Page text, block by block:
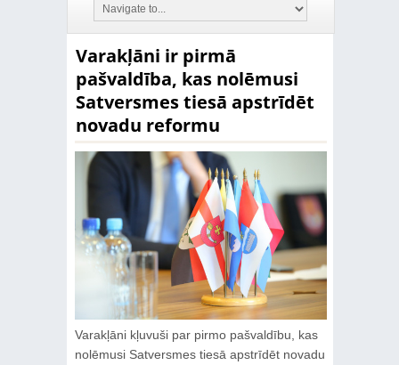
Varakļāni ir pirmā
pašvaldība, kas nolēmusi
Satversmes tiesā apstrīdēt
novadu reformu
Varakļāni kļuvuši par pirmo pašvaldību, kas
nolēmusi Satversmes tiesā apstrīdēt novadu